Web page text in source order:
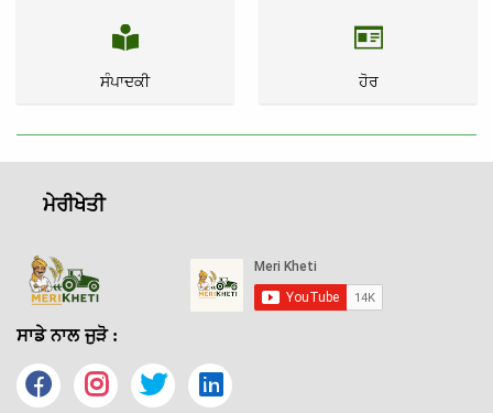
ਸੰਪਾਦਕੀ ਹੋਰ
ਮੇਰੀਖੇਤੀ
ਸਾਡੇ ਨਾਲ ਜੁੜੋ :